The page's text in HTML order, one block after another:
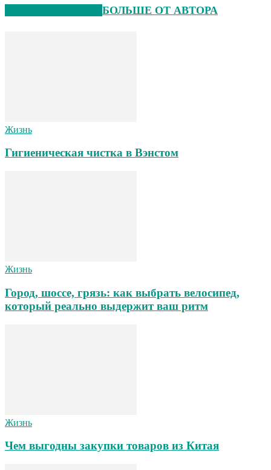
БОЛЬШЕ ОТ АВТОРА
Жизнь
Гигиеническая чистка в Вэнстом
Жизнь
Город, шоссе, грязь: как выбрать велосипед,
который реально выдержит ваш ритм
Жизнь
Чем выгодны закупки товаров из Китая